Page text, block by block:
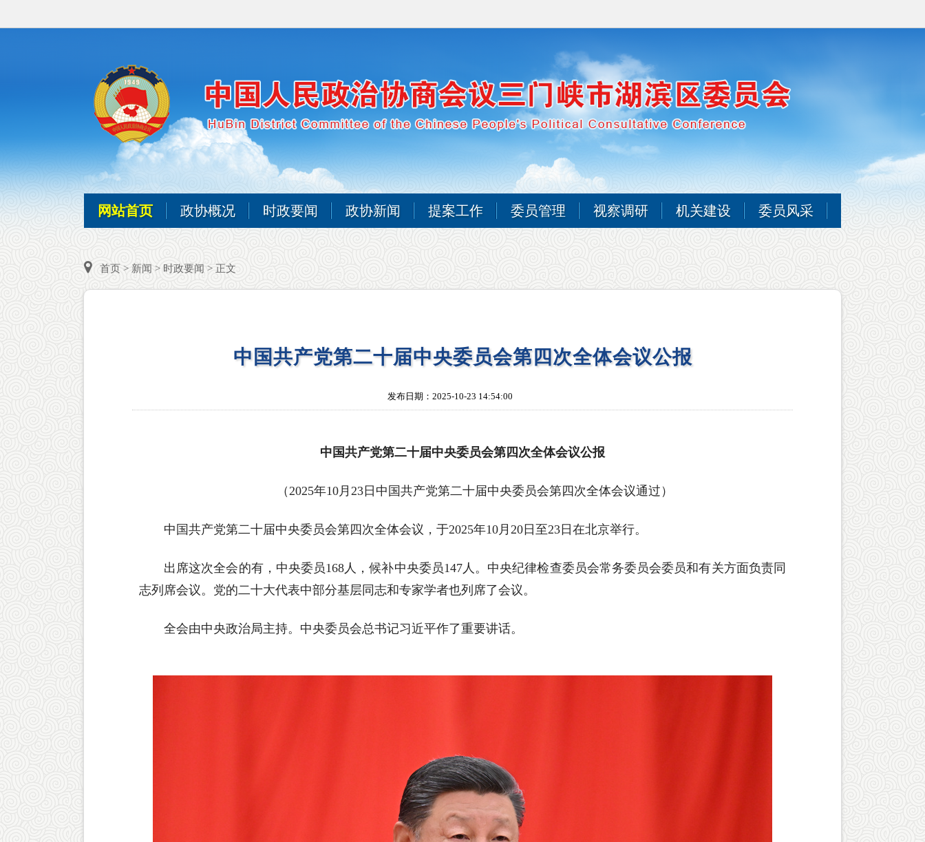
网站首页 政协概况 时政要闻 政协新闻 提案工作 委员管理 视察调研 机关建设 委员风采
首页 > 新闻 > 时政要闻 > 正文
中国共产党第二十届中央委员会第四次全体会议公报
发布日期：2025-10-23 14:54:00
中国共产党第二十届中央委员会第四次全体会议公报
（2025年10月23日中国共产党第二十届中央委员会第四次全体会议通过）
中国共产党第二十届中央委员会第四次全体会议，于2025年10月20日至23日在北京举行。
出席这次全会的有，中央委员168人，候补中央委员147人。中央纪律检查委员会常务委员会委员和有关方面负责同
志列席会议。党的二十大代表中部分基层同志和专家学者也列席了会议。
全会由中央政治局主持。中央委员会总书记习近平作了重要讲话。